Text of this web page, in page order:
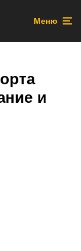
Меню
и